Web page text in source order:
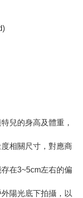
兒的身高及體重，
相關尺寸，對應商
在3~5cm左右的偏
陽光底下拍攝，以